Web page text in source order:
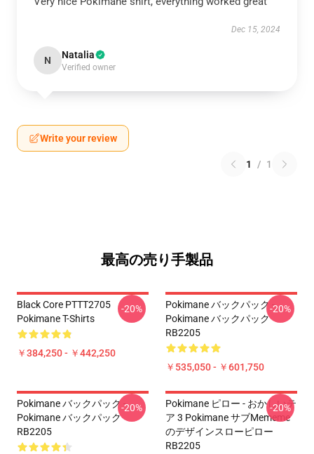
Dec 15, 2024
N Natalia
Verified owner
Write your review
1 / 1
最高の売り手製品
Black Core PTTT2705
Pokimane T-Shirts
￥384,250 - ￥442,250
-20%
Pokimane バックパック -
Pokimane バックパック
RB2205
￥535,050 - ￥601,750
-20%
Pokimane バックパック -
Pokimane バックパック
RB2205
-20%
Pokimane ピロー - おかしいテ
ア 3 Pokimane サブmememe
のデザインスローピロー
RB2205
-20%